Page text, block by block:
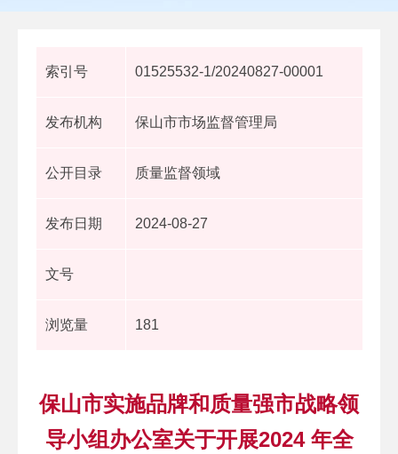
索引号 01525532-1/20240827-00001
发布机构 保山市市场监督管理局
公开目录 质量监督领域
发布日期 2024-08-27
文号
浏览量 181
保山市实施品牌和质量强市战略领
导小组办公室关于开展2024 年全